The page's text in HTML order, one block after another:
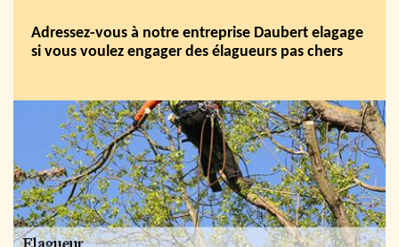
Adressez-vous à notre entreprise Daubert elagage
si vous voulez engager des élagueurs pas chers